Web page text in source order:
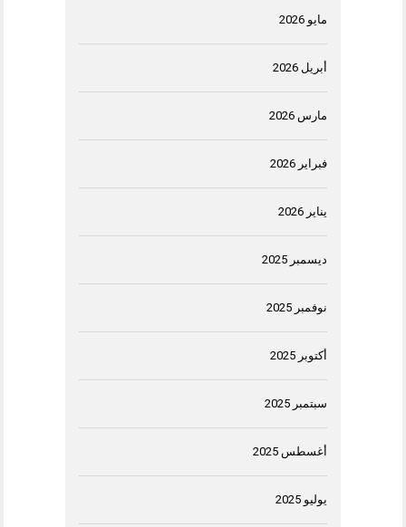
مايو 2026
أبريل 2026
مارس 2026
فبراير 2026
يناير 2026
ديسمبر 2025
نوفمبر 2025
أكتوبر 2025
سبتمبر 2025
أغسطس 2025
يوليو 2025